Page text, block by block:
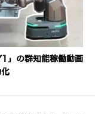
」の群知能稼働動画